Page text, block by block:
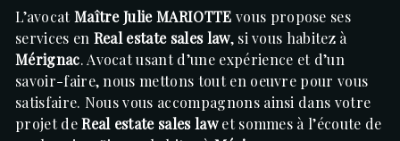
L’avocatMaître Julie MARIOTTE vous propose ses
services en Real estate sales law, si vous habitez à
Mérignac. Avocat usant d’une expérience et d’un
savoir-faire, nous mettons tout en oeuvre pour vous
satisfaire. Nous vous accompagnons ainsi dans votre
projet deReal estate sales lawet sommes à l’écoute de